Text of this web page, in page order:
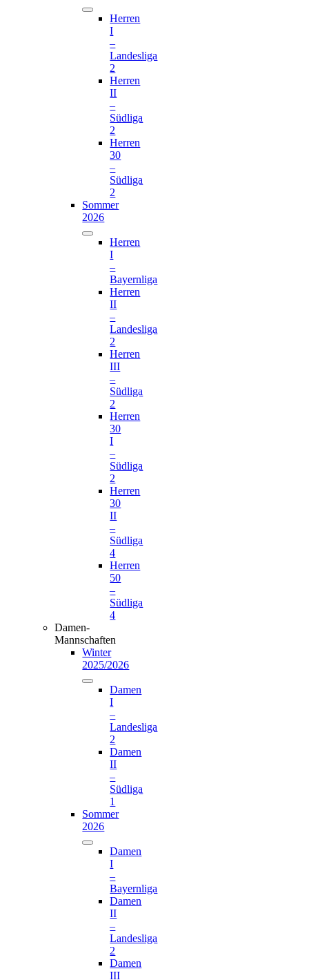
Herren
I
–
Landesliga
2
Herren
II
–
Südliga
2
Herren
30
–
Südliga
2
Sommer
2026
Herren
I
–
Bayernliga
Herren
II
–
Landesliga
2
Herren
III
–
Südliga
2
Herren
30
I
–
Südliga
2
Herren
30
II
–
Südliga
4
Herren
50
–
Südliga
4
Damen-
Mannschaften
Winter
2025/2026
Damen
I
–
Landesliga
2
Damen
II
–
Südliga
1
Sommer
2026
Damen
I
–
Bayernliga
Damen
II
–
Landesliga
2
Damen
III